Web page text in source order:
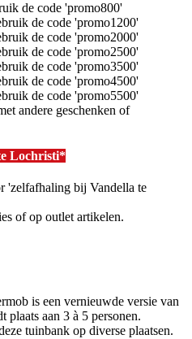
de code 'promo800'
de code 'promo1200'
de code 'promo2000'
de code 'promo2500'
de code 'promo3500'
de code 'promo4500'
de code 'promo5500'
andere geschenken of
Lochristi*
'zelfafhaling bij Vandella te
of op outlet artikelen.
is een vernieuwde versie van
plaats aan 3 à 5 personen.
tuinbank op diverse plaatsen.